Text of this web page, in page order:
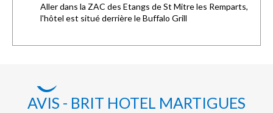
Aller dans la ZAC des Etangs de St Mitre les Remparts,
l'hôtel est situé derrière le Buffalo Grill
AVIS - BRIT HOTEL MARTIGUES